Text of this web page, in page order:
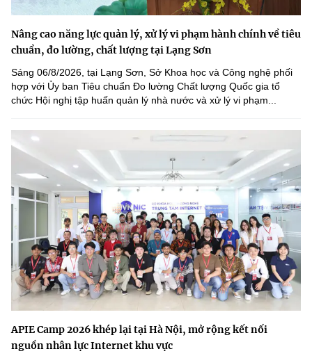
Nâng cao năng lực quản lý, xử lý vi phạm hành chính về tiêu
chuẩn, đo lường, chất lượng tại Lạng Sơn
Sáng 06/8/2026, tại Lạng Sơn, Sở Khoa học và Công nghệ phối
hợp với Ủy ban Tiêu chuẩn Đo lường Chất lượng Quốc gia tổ
chức Hội nghị tập huấn quản lý nhà nước và xử lý vi phạm...
APIE Camp 2026 khép lại tại Hà Nội, mở rộng kết nối
nguồn nhân lực Internet khu vực